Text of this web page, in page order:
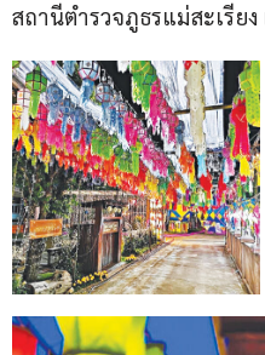
สถานีตำรวจภูธรแม่สะเรีย